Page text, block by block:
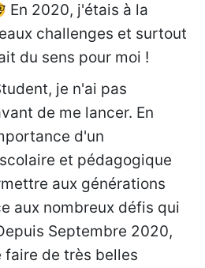
En 2020, j'étais à la
challenges et surtout
du sens pour moi !
je n'ai pas
de me lancer. En
d'un
et pédagogique
aux générations
aux nombreux défis qui
Septembre 2020,
faire de très belles